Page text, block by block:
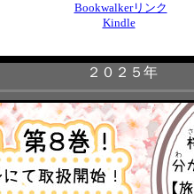
Bookwalkerリンク
Kindle
２０２５年